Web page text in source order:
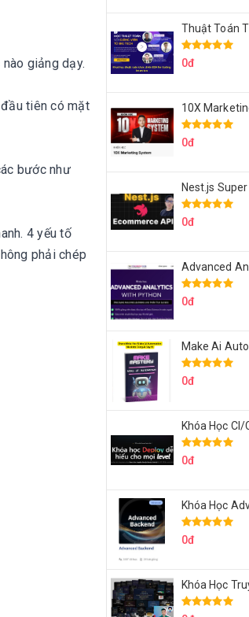
giảng dạy.
tiên có mặt
bước như
4 yếu tố
phải chép
0đ
0đ
0đ
0đ
0đ
0đ
0đ